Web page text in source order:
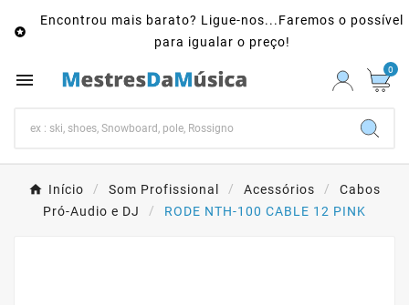

Encontrou mais barato? Ligue-nos...Faremos o possível
para igualar o preço!
 0
Início Som Profissional Acessórios
Cabos
Pró-Audio e DJ
RODE NTH-100 CABLE 12 PINK